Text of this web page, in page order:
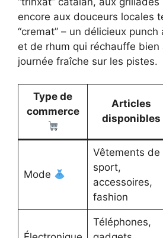
encore aux douceurs locales
“cremat” – un délicieux punch
et de rhum qui réchauffe bien
journée fraîche sur les pistes.
Type de
commerce
Articles
disponibles
Mode
Vêtements de
sport,
accessoires,
fashion
Téléphones,